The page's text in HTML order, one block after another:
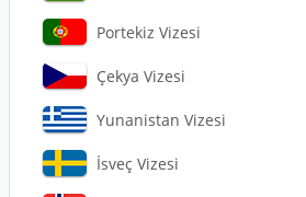
Portekiz Vizesi
Çekya Vizesi
Yunanistan Vizesi
İsveç Vizesi